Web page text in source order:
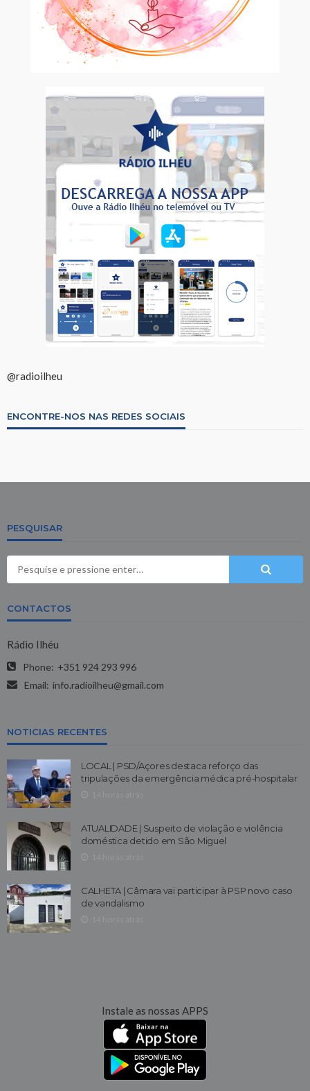
@radioilheu
ENCONTRE-NOS NAS REDES SOCIAIS
PESQUISAR
CONTACTOS
Rádio Ilhéu
Phone: +351 924 293 996
Email: info.radioilheu@gmail.com
NOTICIAS RECENTES
LOCAL | PSD/Açores destaca reforço das
tripulações da emergência médica pré-hospitalar
ATUALIDADE | Suspeito de violação e violência
doméstica detido em São Miguel
CALHETA | Câmara vai participar à PSP novo caso
de vandalismo
Instale as nossas APPS